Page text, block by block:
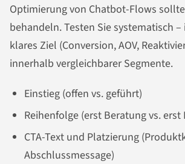
Optimierung von Chatbot-Flows
behandeln. Testen Sie systematisch
klares Ziel (Conversion, AOV,
innerhalb vergleichbarer Segmente.
Einstieg (offen vs. geführt)
Reihenfolge (erst Beratung vs. erst
CTA-Text und Platzierung
Abschlussmessage)